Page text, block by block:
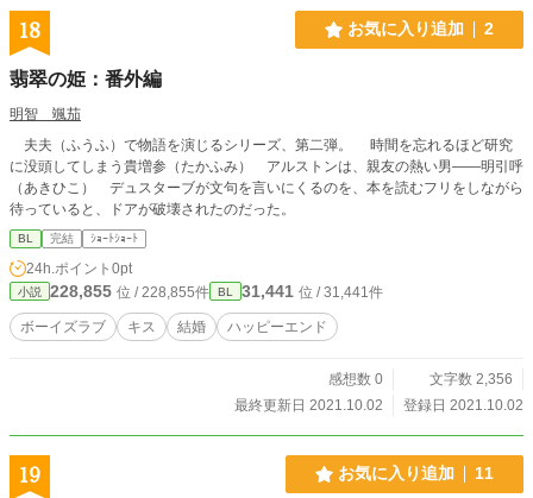
18 お気に入り追加 2
翡翠の姫：番外編
明智 颯茄
夫夫（ふうふ）で物語を演じるシリーズ、第二弾。 時間を忘れるほど研究
に没頭してしまう貴増参（たかふみ） アルストンは、親友の熱い男――明引呼
（あきひこ） デュスターブが文句を言いにくるのを、本を読むフリをしながら
待っていると、ドアが破壊されたのだった。
BL 完結 ｼｮｰﾄｼｮｰﾄ
24h.ポイント 0pt
小説 228,855 位 / 228,855件 BL 31,441 位 / 31,441件
ボーイズラブ キス 結婚 ハッピーエンド
感想数 0
文字数 2,356
最終更新日 2021.10.02
登録日 2021.10.02
19 お気に入り追加 11